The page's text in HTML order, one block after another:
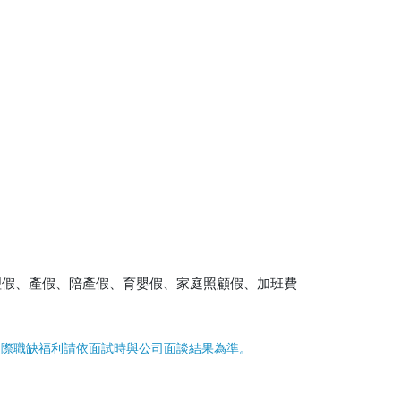
、產假、陪產假、育嬰假、家庭照顧假、加班費
職缺福利請依面試時與公司面談結果為準。